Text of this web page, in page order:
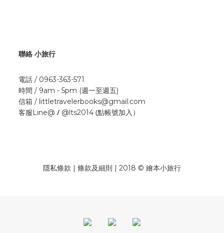
聯絡 小旅行
電話 / 0963-363-571
時間 / 9am - 5pm (週一至週五)
信箱 / littletravelerbooks@gmail.com
客服Line@ / @lts2014 (點帳號加入）
隱私條款 | 條款及細則 | 2018 © 繪本小旅行